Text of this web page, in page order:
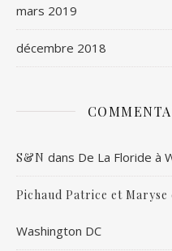
mars 2019
décembre 2018
S&N dans De La Floride à
Pichaud Patrice et Maryse
Washington DC